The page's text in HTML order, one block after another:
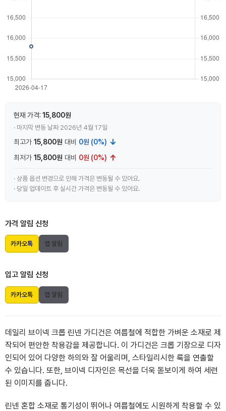
현재 가격: 15,800원
· 마지막 변동 날짜 2026년 4월 17일
최고가 15,800원 대비 0원 (0%) ↓
최저가 15,800원 대비 0원 (0%) ↑
· 상품 옵션 변경으로 인해 가격은 변동될 수 있어요.
· 당일 업데이트 후 실시간 가격은 변동될 수 있어요.
가격 알림 신청
카카오톡 앱 알림
입고 알림 신청
카카오톡 앱 알림
데일리 브이넥 크롭 린넨 가디건은 여름철에 적합한 가벼운 소재로 제
작되어 편안한 착용감을 제공합니다. 이 가디건은 크롭 기장으로 디자
인되어 있어 다양한 하의와 잘 어울리며, 스타일리시한 룩을 연출할
수 있습니다. 또한, 브이넥 디자인은 목선을 더욱 돋보이게 하여 세련
된 이미지를 줍니다.
린넨 혼합 소재로 통기성이 뛰어나 여름철에도 시원하게 착용할 수 있